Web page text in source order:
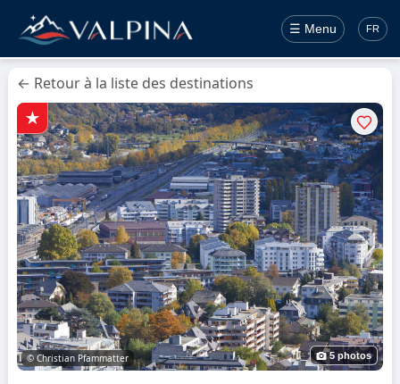
☰ Menu FR
← Retour à la liste des destinations
© Christian Pfammatter 5 photos